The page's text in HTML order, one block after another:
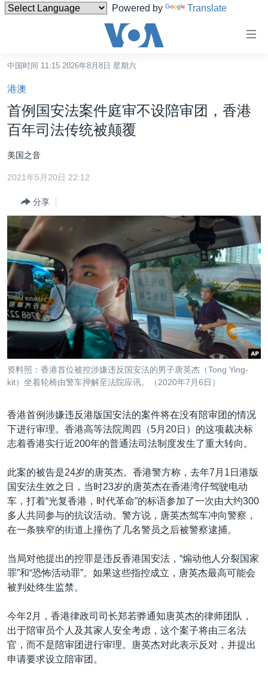
Powered by Translate
碍
链
接
内
容
到
导
航
跳
转
到
检
索
中国
最新国际新闻
印太
中东
欧洲
非洲
美洲
全球议题
分类新闻
经济·金融·贸易
人权·法律·宗教
科教·文娱·体健
军事
劳工
环境
美中关系
热点专题
白宫要闻
国会报道
美中关系
美国建国250周年
埃博拉疫情
美国之音专访
台海两岸关系
南中国海争端
关注西藏
关注新疆
GEN Z 看美国
VOA视频
VOA今日焦点
中文广播
关注我们
其他语言网站
中国时间 11:15 2026年8月8日 星期六
港澳
首例国安法案件庭审不设陪审团，香港
百年司法传统被颠覆
美国之音
2021年5月20日 22:12
分享
资料照：香港首位被控涉嫌违反国安法的男子唐英杰（Tong Ying-
kit）坐着轮椅由警车押解至法院应讯。（2020年7月6日）
香港首例涉嫌违反港版国安法的案件将在没有陪审团的情况
下进行审理。香港高等法院周四（5月20日）的这项裁决标
志着香港实行近200年的普通法司法制度发生了重大转向。
此案的被告是24岁的唐英杰。香港警方称，去年7月1日港版
国安法生效之日，当时23岁的唐英杰在香港湾仔驾驶电动
车，打着“光复香港，时代革命”的标语参加了一次由大约300
多人共同参与的抗议活动。警方说，唐英杰驾车冲向警察，
在一条狭窄的街道上撞伤了几名警员之后被警察逮捕。
当局对他提出的控罪是违反香港国安法，“煽动他人分裂国家
罪”和“恐怖活动罪”。如果这些指控成立，唐英杰最高可能会
被判处终生监禁。
今年2月，香港律政司司长郑若骅通知唐英杰的律师团队，
出于陪审员个人及其家人安全考虑，这个案子将由三名法
官，而不是陪审团进行审理。唐英杰对此表示反对，并提出
申请要求设立陪审团。